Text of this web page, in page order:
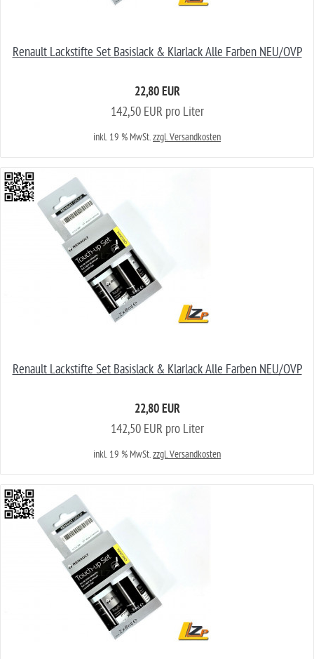
Renault Lackstifte Set Basislack & Klarlack Alle Farben NEU/OVP
22,80 EUR
142,50 EUR pro Liter
inkl. 19 % MwSt.zzgl. Versandkosten
Renault Lackstifte Set Basislack & Klarlack Alle Farben NEU/OVP
22,80 EUR
142,50 EUR pro Liter
inkl. 19 % MwSt.zzgl. Versandkosten